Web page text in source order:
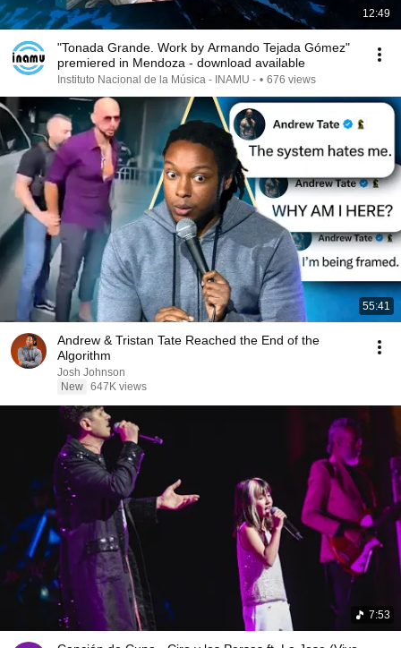
12:49
"Tonada Grande. Work by Armando Tejada Gómez"
premiered in Mendoza - download available
Instituto Nacional de la Música - INAMU - • 676 views
55:41
Andrew & Tristan Tate Reached the End of the
Algorithm
Josh Johnson
New 647K views
7:53